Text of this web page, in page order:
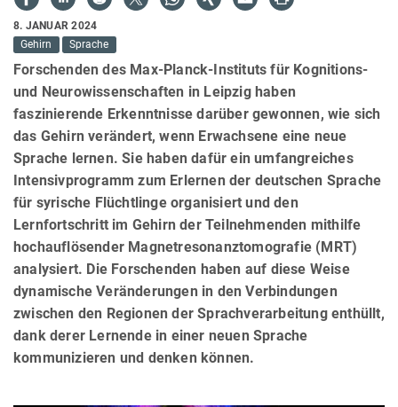
8. JANUAR 2024
Gehirn
Sprache
Forschenden des Max-Planck-Instituts für Kognitions-
und Neurowissenschaften in Leipzig haben
faszinierende Erkenntnisse darüber gewonnen, wie sich
das Gehirn verändert, wenn Erwachsene eine neue
Sprache lernen. Sie haben dafür ein umfangreiches
Intensivprogramm zum Erlernen der deutschen Sprache
für syrische Flüchtlinge organisiert und den
Lernfortschritt im Gehirn der Teilnehmenden mithilfe
hochauflösender Magnetresonanztomografie (MRT)
analysiert. Die Forschenden haben auf diese Weise
dynamische Veränderungen in den Verbindungen
zwischen den Regionen der Sprachverarbeitung enthüllt,
dank derer Lernende in einer neuen Sprache
kommunizieren und denken können.